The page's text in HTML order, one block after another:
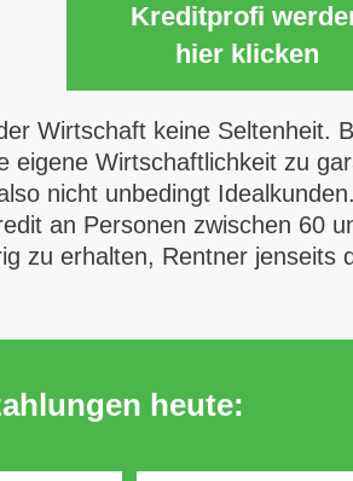
Kreditprofi
hier klicken
Wirtschaft keine Seltenheit.
eigene Wirtschaftlichkeit zu
nicht unbedingt
an Personen zwischen 60
zu erhalten, Rentner
heute: